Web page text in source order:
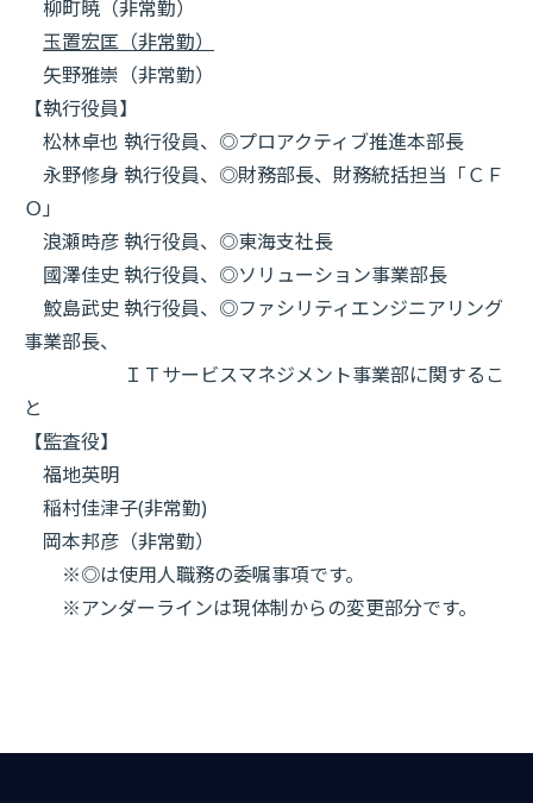
柳町暁（非常勤）
玉置宏匡（非常勤）
矢野雅崇（非常勤）
【執行役員】
松林卓也 執行役員、◎プロアクティブ推進本部長
永野修身 執行役員、◎財務部長、財務統括担当「ＣＦ
Ｏ」
浪瀬時彦 執行役員、◎東海支社長
國澤佳史 執行役員、◎ソリューション事業部長
鮫島武史 執行役員、◎ファシリティエンジニアリング
事業部長、
ＩＴサービスマネジメント事業部に関するこ
と
【監査役】
福地英明
稲村佳津子(非常勤)
岡本邦彦（非常勤）
※◎は使用人職務の委嘱事項です。
※アンダーラインは現体制からの変更部分です。